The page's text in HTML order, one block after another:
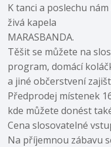
K tanci a poslechu
živá kapela
MARASBANDA.
Těšit se můžete na
program, domácí
a jiné občerstvení
Předprodej místenek
kde můžete donést
Cena slosovatelné
Na příjemnou zábavu